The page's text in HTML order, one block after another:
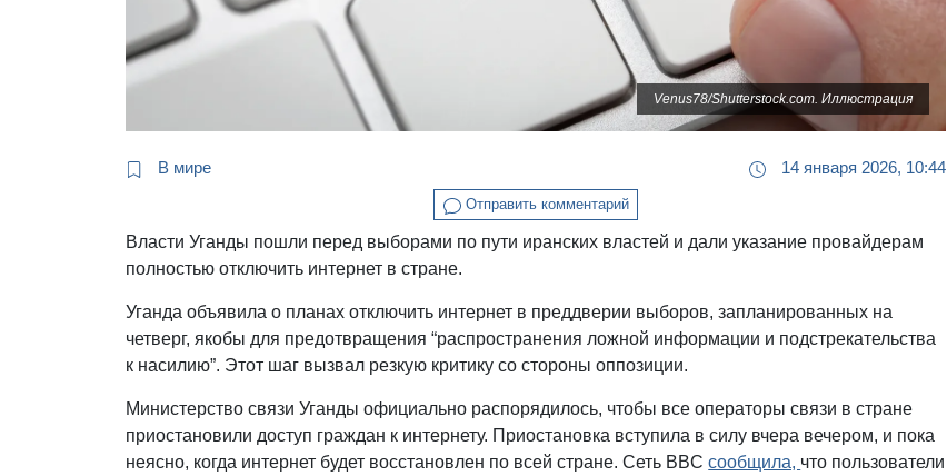
Venus78/Shutterstock.com. Иллюстрация
В мире 14 января 2026, 10:44
Отправить комментарий
Власти Уганды пошли перед выборами по пути иранских властей и дали указание провайдерам
полностью отключить интернет в стране.
Уганда объявила о планах отключить интернет в преддверии выборов, запланированных на
четверг, якобы для предотвращения “распространения ложной информации и подстрекательства
к насилию”. Этот шаг вызвал резкую критику со стороны оппозиции.
Министерство связи Уганды официально распорядилось, чтобы все операторы связи в стране
приостановили доступ граждан к интернету. Приостановка вступила в силу вчера вечером, и пока
неясно, когда интернет будет восстановлен по всей стране. Сеть BBCсообщила, что пользователи